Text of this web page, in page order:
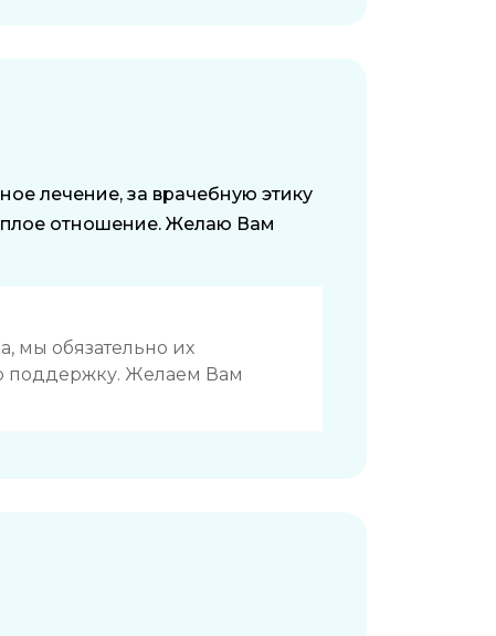
лечение, за врачебную этику
отношение. Желаю Вам
мы обязательно их
поддержку. Желаем Вам